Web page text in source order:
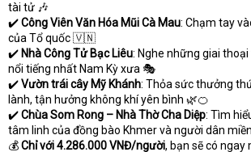
tài tử 🎶
✔️Công Viên Văn Hóa Mũi Cà Mau: Chạm tay
của Tổ quốc 🇻🇳
✔️ Nhà Công Tử Bạc Liêu: Nghe những giai
nổi tiếng nhất Nam Kỳ xưa 🎭
✔️Vườn trái cây Mỹ Khánh: Thỏa sức thưởng
lành, tận hưởng không khí yên bình 🌿🍊
✔️Chùa Som Rong – Nhà Thờ Cha Diệp: Tìm
tâm linh của đồng bào Khmer và người dân
💰Chỉ với 4.286.000 VNĐ/người, bạn sẽ có ngay